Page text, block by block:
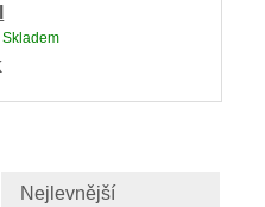
Skladem
Nejlevnější